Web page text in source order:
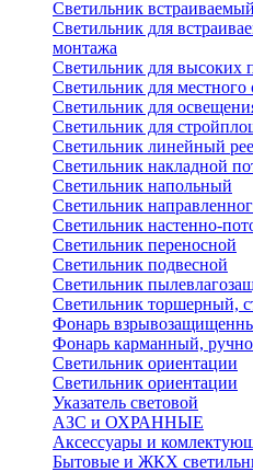
Светильник
Светильник для
монтажа
Светильник для высоких
Светильник для местного
Светильник для
Светильник для
Светильник линейный
Светильник накладной
Светильник напольный
Светильник
Светильник настенно-
Светильник переносной
Светильник подвесной
Светильник
Светильник торшерный,
Фонарь
Фонарь карманный,
Светильник ориентации
Светильник ориентации
Указатель световой
АЗС и ОХРАННЫЕ
Аксессуары и
Бытовые и ЖКХ